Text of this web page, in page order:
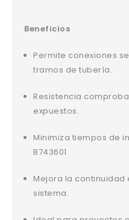
Beneficios
Permite conexiones
tramos de tubería.
Resistencia
expuestos.
Minimiza tiempos de
B743601
Mejora la continuidad
sistema.